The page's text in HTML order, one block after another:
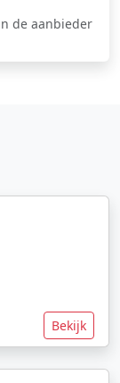
de aanbieder
Bekijk